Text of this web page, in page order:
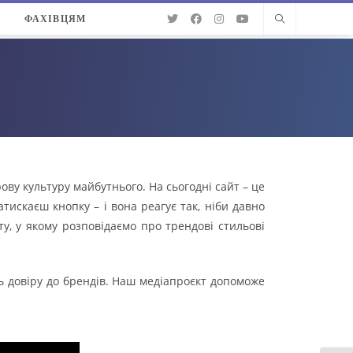
ФАХІВЦЯМ
культуру майбутнього. На сьогодні сайт – це
кнопку – і вона реагує так, ніби давно
у якому розповідаємо про трендові стильові
до брендів. Наш медіапроєкт допоможе